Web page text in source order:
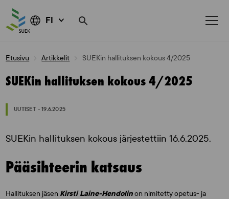
FI
Etusivu Artikkelit SUEKin hallituksen kokous 4/2025
SUEKin hallituksen kokous 4/2025
UUTISET - 19.6.2025
SUEKin hallituksen kokous järjestettiin 16.6.2025.
Pääsihteerin katsaus
Hallituksen jäsen Kirsti Laine-Hendolinon nimitetty opetus- ja